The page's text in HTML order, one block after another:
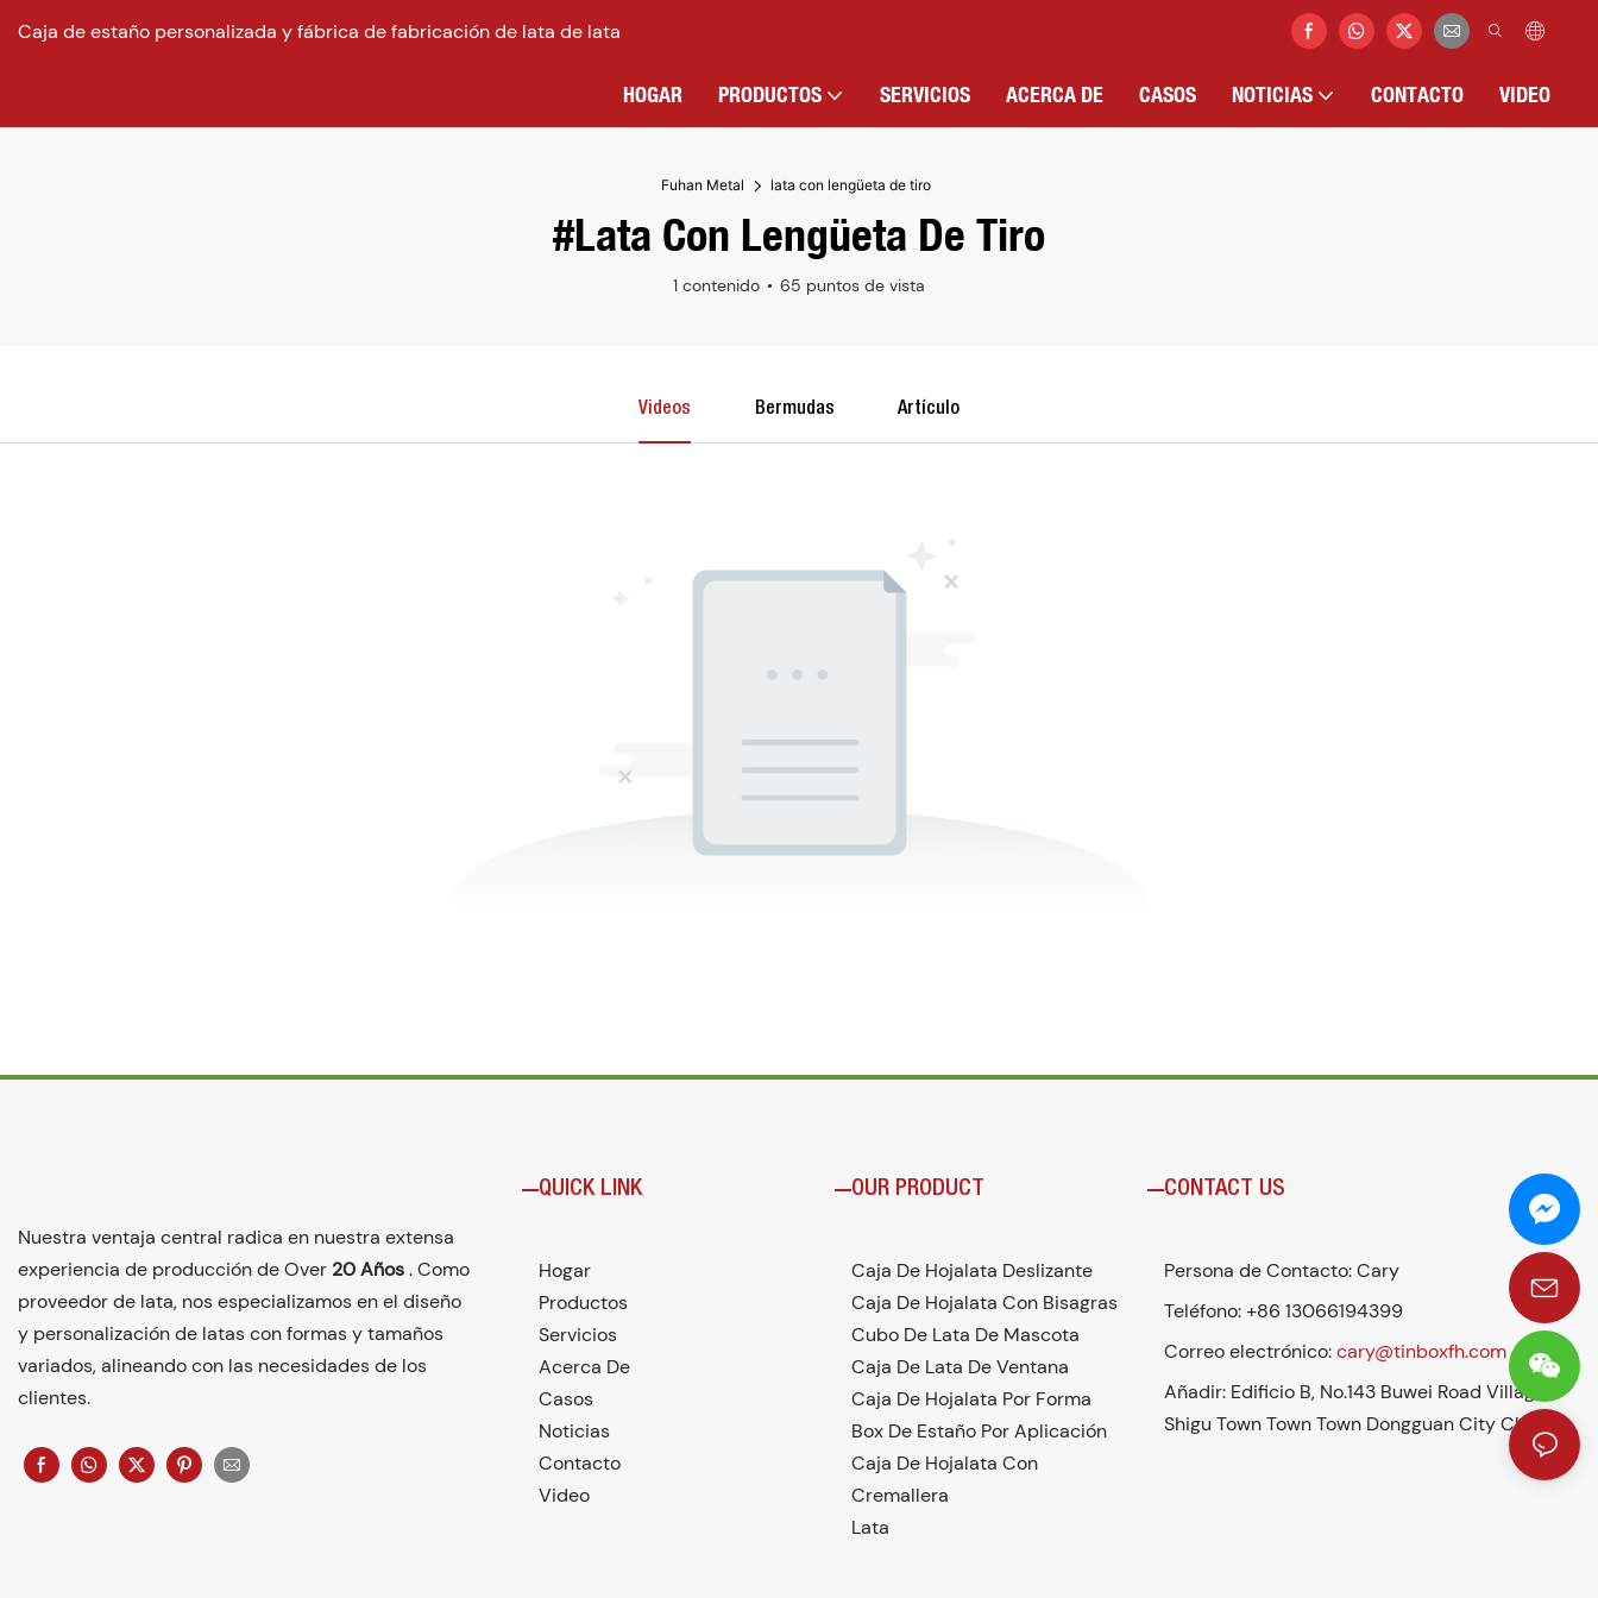
Caja de estaño personalizada y fábrica de fabricación de lata de lata
HOGAR PRODUCTOS SERVICIOS ACERCA DE CASOS NOTICIAS CONTACTO VIDEO
Fuhan Metal lata con lengüeta de tiro
#lata Con Lengüeta De Tiro
1 contenido 65 puntos de vista
Videos Bermudas Artículo
Nuestra ventaja central radica en nuestra extensa
experiencia de producción de Over 20 Años. Como
proveedor de lata, nos especializamos en el diseño
y personalización de latas con formas y tamaños
variados, alineando con las necesidades de los
clientes.
QUICK LINK
Hogar
Productos
Servicios
Acerca De
Casos
Noticias
Contacto
Video
OUR PRODUCT
Caja De Hojalata Deslizante
Caja De Hojalata Con Bisagras
Cubo De Lata De Mascota
Caja De Lata De Ventana
Caja De Hojalata Por Forma
Box De Estaño Por Aplicación
Caja De Hojalata Con
Cremallera
Lata
CONTACT US
Persona de Contacto: Cary
Teléfono: +86 13066194399
Correo electrónico:cary@tinboxfh.com
Añadir: Edificio B, No.143 Buwei Road Village
Shigu Town Town Town Dongguan City China